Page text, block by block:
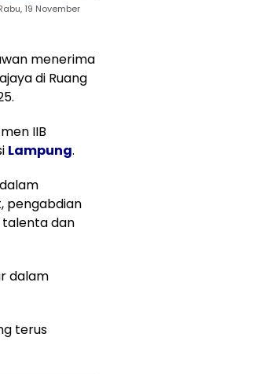
19 November
menerima
di Ruang
IIB
Lampung.
pengabdian
dan
dalam
terus